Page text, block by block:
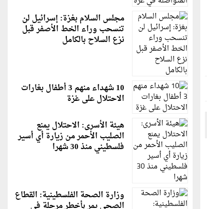
مجلس السلام بغزة: إسرائيل لن
تنسحب وراء الخط الأصفر قبل
نزع السلاح بالكامل
10 شهداء منهم 3 أطفال بغارات
الاحتلال على غزة
هيئة الأسرى: الاحتلال يمنع
الصليب الأحمر من زيارة أي أسير
فلسطيني منذ 30 شهرا
وزارة الصحة الفلسطينية: القطاع